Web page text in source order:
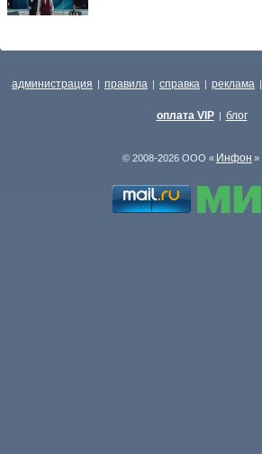
администрация | правила | справка | реклама |
оплата VIP | блог
© 2008-2026 ООО « Инфон »